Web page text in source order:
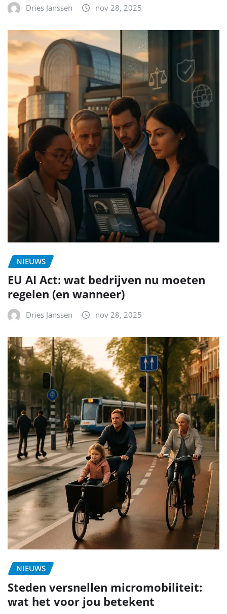
Dries Janssen nov 28, 2025
NIEUWS
EU AI Act: wat bedrijven nu moeten
regelen (en wanneer)
Dries Janssen nov 28, 2025
NIEUWS
Steden versnellen micromobiliteit:
wat het voor jou betekent